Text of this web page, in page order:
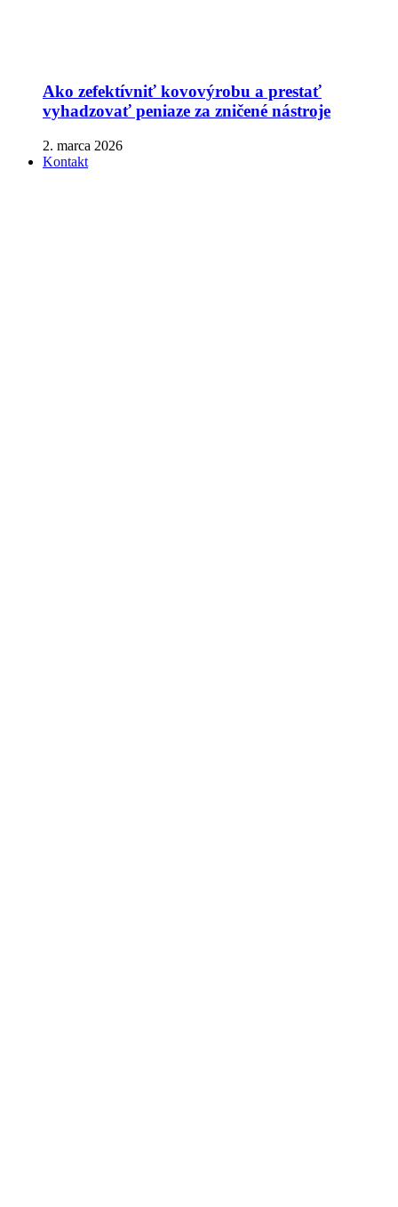
Ako zefektívniť kovovýrobu a prestať
vyhadzovať peniaze za zničené nástroje
2. marca 2026
Kontakt